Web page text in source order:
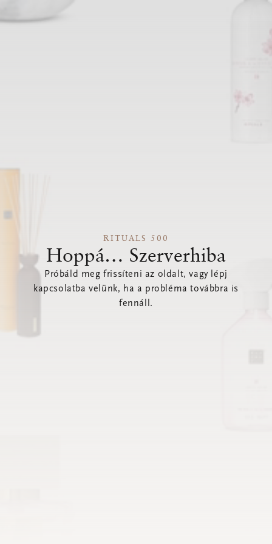
RITUALS 500
Hoppá… Szerverhiba
Próbáld meg frissíteni az oldalt, vagy lépj
kapcsolatba velünk, ha a probléma továbbra is
fennáll.